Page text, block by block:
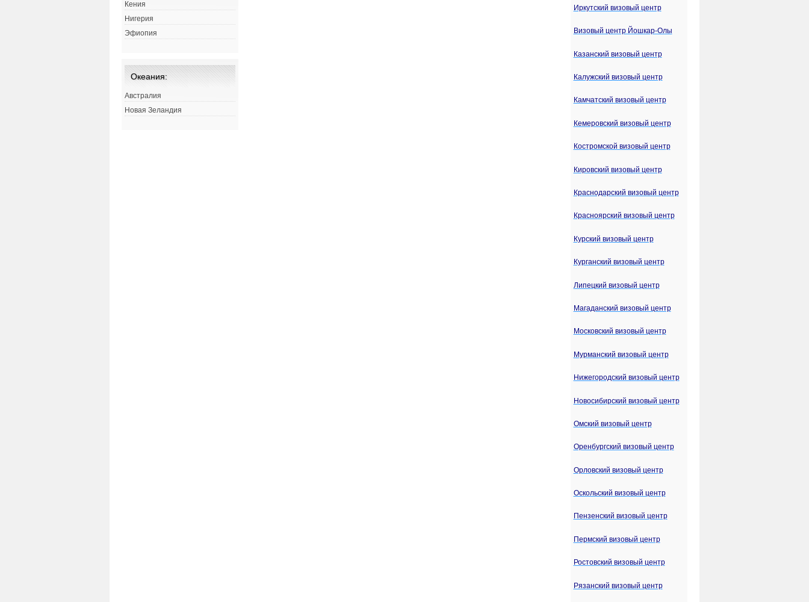
Кения
Нигерия
Эфиопия
Океания:
Австралия
Новая Зеландия
Иркутский визовый центр
Визовый центр Йошкар-Олы
Казанский визовый центр
Калужский визовый центр
Камчатский визовый центр
Кемеровский визовый центр
Костромской визовый центр
Кировский визовый центр
Краснодарский визовый центр
Красноярский визовый центр
Курский визовый центр
Курганский визовый центр
Липецкий визовый центр
Магаданский визовый центр
Московский визовый центр
Мурманский визовый центр
Нижегородский визовый центр
Новосибирский визовый центр
Омский визовый центр
Оренбургский визовый центр
Орловский визовый центр
Оскольский визовый центр
Пензенский визовый центр
Пермский визовый центр
Ростовский визовый центр
Рязанский визовый центр